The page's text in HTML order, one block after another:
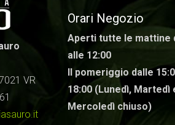
VR
Orari Negozio
Aperti tutte le mattine
alle 12:00
Il pomeriggio dalle
18:00 (Lunedì, Martedì
Mercoledì chiuso)